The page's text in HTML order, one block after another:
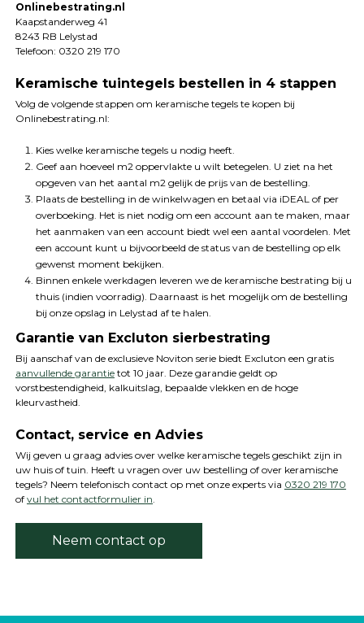
Onlinebestrating.nl
Kaapstanderweg 41
8243 RB Lelystad
Telefoon: 0320 219 170
Keramische tuintegels bestellen in 4 stappen
Volg de volgende stappen om keramische tegels te kopen bij
Onlinebestrating.nl:
Kies welke keramische tegels u nodig heeft.
Geef aan hoeveel m2 oppervlakte u wilt betegelen. U ziet na het
opgeven van het aantal m2 gelijk de prijs van de bestelling.
Plaats de bestelling in de winkelwagen en betaal via iDEAL of per
overboeking. Het is niet nodig om een account aan te maken, maar
het aanmaken van een account biedt wel een aantal voordelen. Met
een account kunt u bijvoorbeeld de status van de bestelling op elk
gewenst moment bekijken.
Binnen enkele werkdagen leveren we de keramische bestrating bij u
thuis (indien voorradig). Daarnaast is het mogelijk om de bestelling
bij onze opslag in Lelystad af te halen.
Garantie van Excluton sierbestrating
Bij aanschaf van de exclusieve Noviton serie biedt Excluton een gratis
aanvullende garantietot 10 jaar. Deze garandie geldt op
vorstbestendigheid, kalkuitslag, bepaalde vlekken en de hoge
kleurvastheid.
Contact, service en Advies
Wij geven u graag advies over welke keramische tegels geschikt zijn in
uw huis of tuin. Heeft u vragen over uw bestelling of over keramische
tegels? Neem telefonisch contact op met onze experts via 0320 219 170
of vul het contactformulier in.
Neem contact op